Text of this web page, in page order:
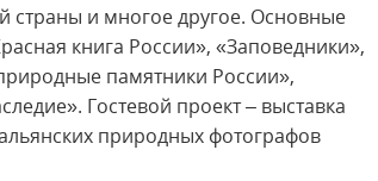
страны и многое другое. Основные
книга России», «Заповедники»,
памятники России»,
Гостевой проект – выставка
природных фотографов